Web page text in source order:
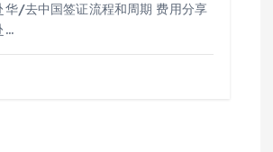
华/去中国签证流程和周期 费用分享
…